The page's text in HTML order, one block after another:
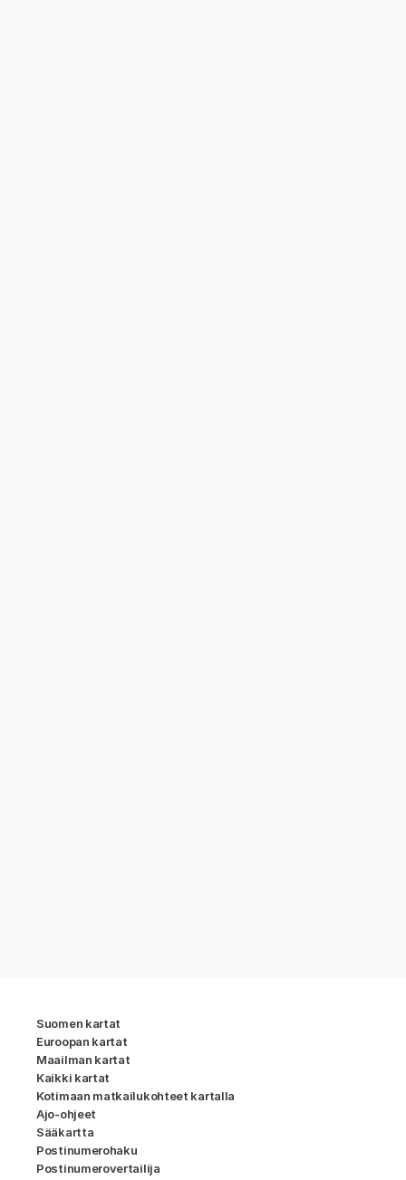
Suomen kartat
Euroopan kartat
Maailman kartat
Kaikki kartat
Kotimaan matkailukohteet kartalla
Ajo-ohjeet
Sääkartta
Postinumerohaku
Postinumerovertailija